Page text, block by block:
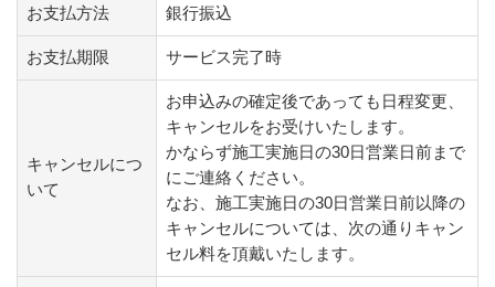
お支払方法 銀行振込
お支払期限 サービス完了時
キャンセルにつ
いて
お申込みの確定後であっても日程変更、
キャンセルをお受けいたします。
かならず施工実施日の30日営業日前まで
にご連絡ください。
なお、施工実施日の30日営業日前以降の
キャンセルについては、次の通りキャン
セル料を頂戴いたします。